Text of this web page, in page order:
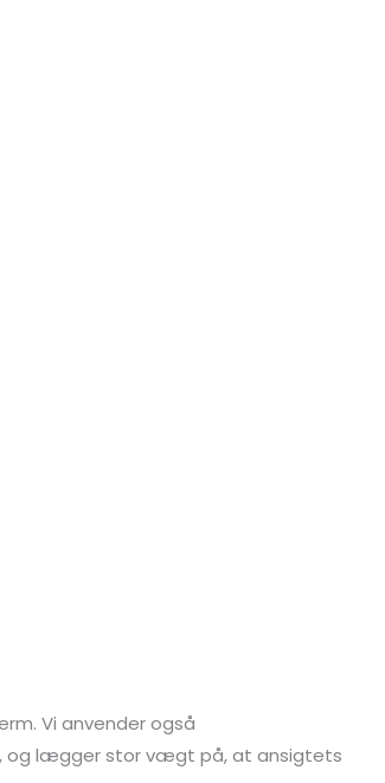
Vi anvender også
og lægger stor vægt på, at ansigtets